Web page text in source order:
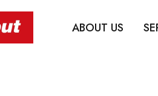
ABOUT US